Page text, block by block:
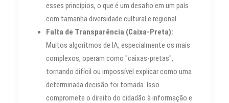
esses princípios, o que é um desafio em um país
com tamanha diversidade cultural e regional.
Falta de Transparência (Caixa-Preta):
Muitos algoritmos de IA, especialmente os mais
complexos, operam como "caixas-pretas",
tornando difícil ou impossível explicar como uma
determinada decisão foi tomada. Isso
compromete o direito do cidadão à informação e